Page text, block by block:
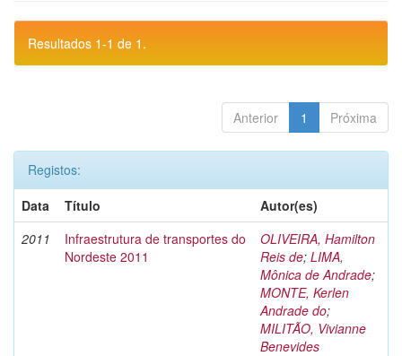
Resultados 1-1 de 1.
Anterior 1 Próxima
Registos:
Data
Título
Autor(es)
2011
Infraestrutura de transportes do
Nordeste 2011
OLIVEIRA, Hamilton
Reis de; LIMA,
Mônica de Andrade;
MONTE, Kerlen
Andrade do;
MILITÃO, Vivianne
Benevides